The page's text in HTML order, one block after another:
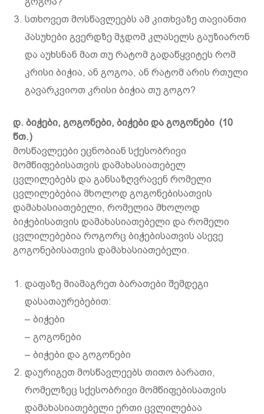
სთხოვეთ მოსწავლეებს ამ კითხვაზე თავიანთი
პასუხები გვერდზე მჯდომ კლასელს გაუზიარონ
და აუხსნან მათ თუ რატომ გადაწყვიტეს რომ
კრისი ბიჭია, ან გოგოა, ან რატომ არის რთული
გავარკვიოთ კრისი ბიჭია თუ გოგო?
დ.ბიჭები,გოგონები,ბიჭები და გოგონები (10
წთ.)
მოსწავლეები ეცნობიან სქესობრივი
მომწიფებისათვის დამახასიათებელ
ცვლილებებს და განსაზღვრავენ რომელი
ცვლილებებია მხოლოდ გოგონებისათვის
დამახასიათებელი, რომელია მხოლოდ
ბიჭებისათვის დამახასიათებელი და რომელი
ცვლილებებია როგორც ბიჭებისათვის ასევე
გოგონებისათვის დამახასიათებელი.
დაფაზე მიამაგრეთ ბარათები შემდეგი
დასათაურებებით:
– ბიჭები
– გოგონები
– ბიჭები და გოგონები
დაურიგეთ მოსწავლეებს თითო ბარათი,
რომელზეც სქესობრივი მომწიფებისათვის
დამახასიათებელი ერთი ცვლილებაა